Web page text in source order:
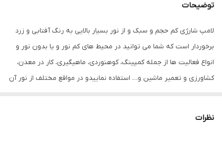
توضیحات
لامپ شارژی کم حجم و سبک و از نور بسیار بالایی به رنگ آفتابی و زرد
برخوردار است که شما می توانید در محیط های کم نور و یا بدون نور و
انواع فعالیت ها از جمله کمپینگ، کوهنوردی، ماهیگیری، کار در معدن،
کشاورزی و تعمیر ماشین و… استفاده نماييدو در مواقع مختلف از نور آن
کیفیت داشته و در مقابل باران و رطوبت مقاوم است.لامپ دارای گیره
نظرات